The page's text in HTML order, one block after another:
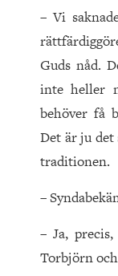
– Vi
Guds nåd.
inte heller
behöver få
Det är ju
traditionen.
–
– Ja,
Torbjörn